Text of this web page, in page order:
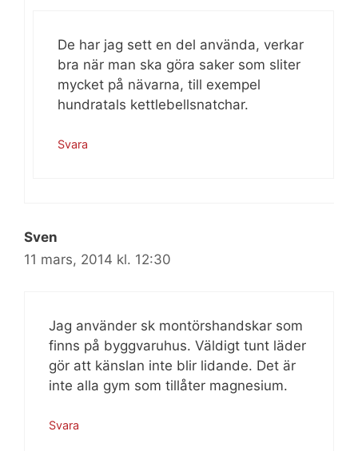
De har jag sett en del använda, verkar
bra när man ska göra saker som sliter
mycket på nävarna, till exempel
hundratals kettlebellsnatchar.
Svara
Sven
11 mars, 2014 kl. 12:30
Jag använder sk montörshandskar som
finns på byggvaruhus. Väldigt tunt läder
gör att känslan inte blir lidande. Det är
inte alla gym som tillåter magnesium.
Svara